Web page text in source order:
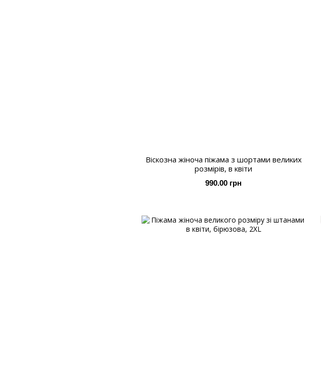
Віскозна жіноча піжама з шортами великих
розмірів, в квіти
990.00 грн